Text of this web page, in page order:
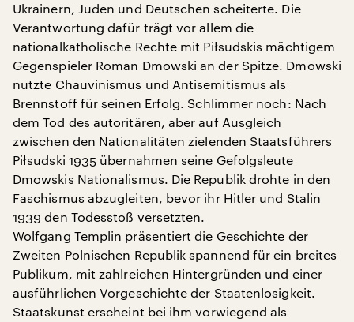
Ukrainern, Juden und Deutschen scheiterte. Die
Verantwortung dafür trägt vor allem die
nationalkatholische Rechte mit Piłsudskis mächtigem
Gegenspieler Roman Dmowski an der Spitze. Dmowski
nutzte Chauvinismus und Antisemitismus als
Brennstoff für seinen Erfolg. Schlimmer noch: Nach
dem Tod des autoritären, aber auf Ausgleich
zwischen den Nationalitäten zielenden Staatsführers
Piłsudski 1935 übernahmen seine Gefolgsleute
Dmowskis Nationalismus. Die Republik drohte in den
Faschismus abzugleiten, bevor ihr Hitler und Stalin
1939 den Todesstoß versetzten.
Wolfgang Templin präsentiert die Geschichte der
Zweiten Polnischen Republik spannend für ein breites
Publikum, mit zahlreichen Hintergründen und einer
ausführlichen Vorgeschichte der Staatenlosigkeit.
Staatskunst erscheint bei ihm vorwiegend als